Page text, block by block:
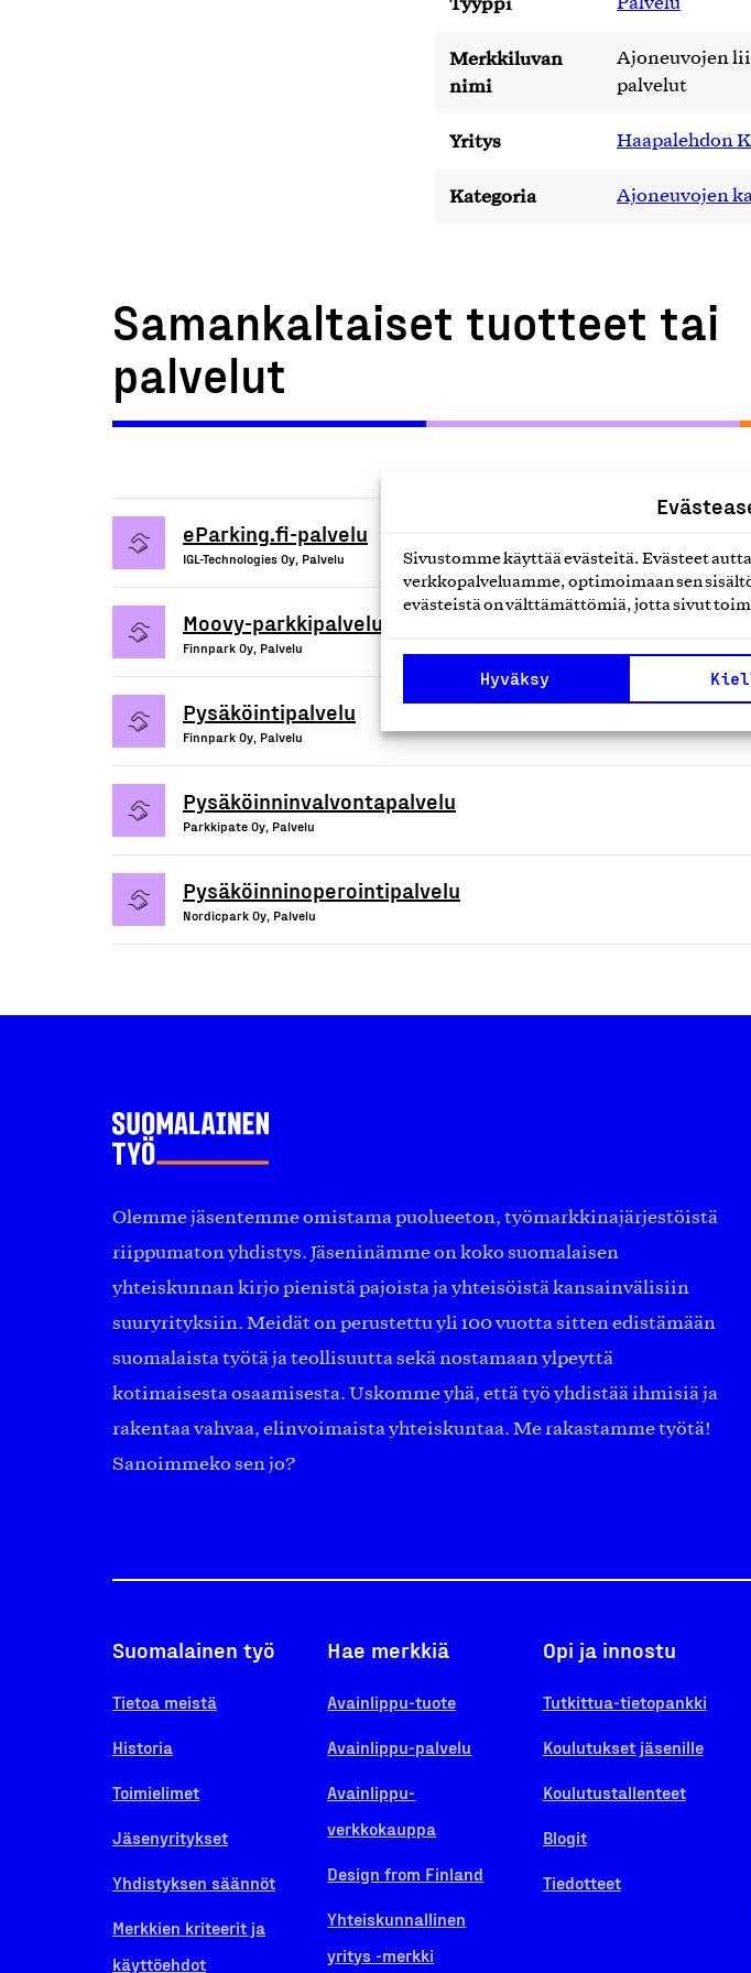
Sivustomme käyttää evästeitä. Evästeet
verkkopalveluamme, optimoimaan sen
evästeistä on välttämättömiä, jotta sivut
Hyväksy
Merkkiluvan
nimi
Ajoneuvojen
palvelut
Yritys Haapalehdon
Kategoria Ajoneuvojen
Samankaltaiset tuotteet tai
palvelut
eParking.fi-palvelu
IGL-Technologies Oy, Palvelu
Moovy-parkkipalvelu
Finnpark Oy, Palvelu
Pysäköintipalvelu
Finnpark Oy, Palvelu
Pysäköinninvalvontapalvelu
Parkkipate Oy, Palvelu
Pysäköinninoperointipalvelu
Nordicpark Oy, Palvelu
Olemme jäsentemme omistama puolueeton, työmarkkinajärjestöistä
riippumaton yhdistys. Jäseninämme on koko suomalaisen
yhteiskunnan kirjo pienistä pajoista ja yhteisöistä kansainvälisiin
suuryrityksiin. Meidät on perustettu yli 100 vuotta sitten edistämään
suomalaista työtä ja teollisuutta sekä nostamaan ylpeyttä
kotimaisesta osaamisesta. Uskomme yhä, että työ yhdistää ihmisiä ja
rakentaa vahvaa, elinvoimaista yhteiskuntaa. Me rakastamme työtä!
Sanoimmeko sen jo?
Suomalainen työ
Tietoa meistä
Historia
Toimielimet
Jäsenyritykset
Yhdistyksen säännöt
Merkkien kriteerit ja
käyttöehdot
Hae merkkiä
Avainlippu-tuote
Avainlippu-palvelu
Avainlippu-
verkkokauppa
Design from Finland
Yhteiskunnallinen
yritys -merkki
Opi ja innostu
Tutkittua-tietopankki
Koulutukset jäsenille
Koulutustallenteet
Blogit
Tiedotteet